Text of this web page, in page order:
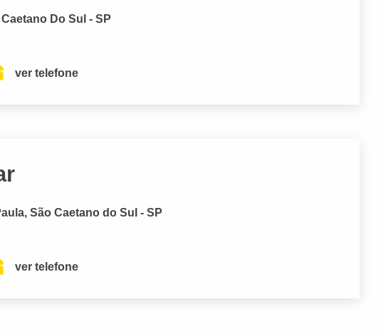
Do Sul - SP
ver telefone
São Caetano do Sul - SP
ver telefone